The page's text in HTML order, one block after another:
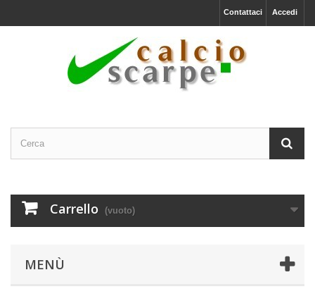
Accedi
Contattaci
Carrello (vuoto)
MENÙ